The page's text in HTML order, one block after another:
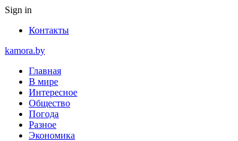
Sign in
Контакты
kamora.by
Главная
В мире
Интересное
Общество
Погода
Разное
Экономика